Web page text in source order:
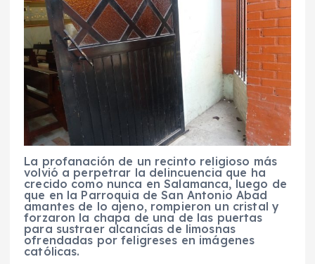
La profanación de un recinto religioso más
volvió a perpetrar la delincuencia que ha
crecido como nunca en Salamanca, luego de
que en la Parroquia de San Antonio Abad
amantes de lo ajeno, rompieron un cristal y
forzaron la chapa de una de las puertas
para sustraer alcancías de limosnas
ofrendadas por feligreses en imágenes
católicas.